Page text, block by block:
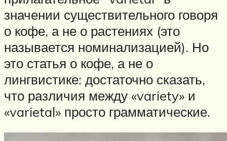
значении существительного говоря
о кофе, а не о растениях (это
называется номинализацией). Но
это статья о кофе, а не о
лингвистике: достаточно сказать,
что различия между «variety» и
«varietal» просто грамматические.